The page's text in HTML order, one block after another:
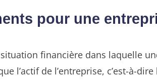
pour une
financière dans laquelle
l’actif de l’entreprise, c’est-à-